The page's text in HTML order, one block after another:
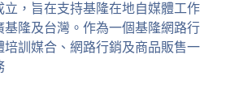
立，旨在支持基隆在地自媒體工作
基隆及台灣。作為一個基隆網路行
培訓媒合、網路行銷及商品販售一